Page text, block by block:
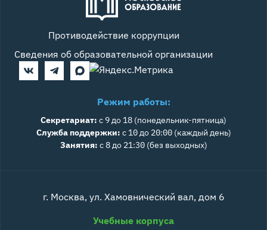
Противодействие коррупции
Сведения об образовательной организации
Режим работы:
Секретариат: с 9 до 18 (понедельник-пятница)
Служба поддержки: с 10 до 20:00 (каждый день)
Занятия: с 8 до 21:30 (без выходных)
г. Москва, ул. Хамовнический вал, дом 6
Учебные корпуса